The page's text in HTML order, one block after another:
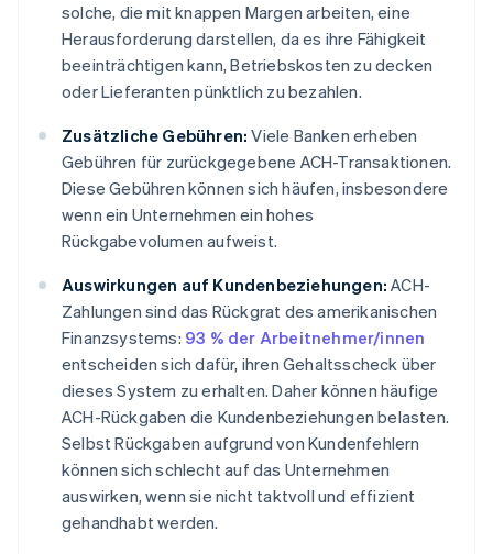
solche, die mit knappen Margen arbeiten, eine
Herausforderung darstellen, da es ihre Fähigkeit
beeinträchtigen kann, Betriebskosten zu decken
oder Lieferanten pünktlich zu bezahlen.
Zusätzliche Gebühren: Viele Banken erheben
Gebühren für zurückgegebene ACH-Transaktionen.
Diese Gebühren können sich häufen, insbesondere
wenn ein Unternehmen ein hohes
Rückgabevolumen aufweist.
Auswirkungen auf Kundenbeziehungen: ACH-
Zahlungen sind das Rückgrat des amerikanischen
Finanzsystems: 93 % der Arbeitnehmer/innen
entscheiden sich dafür, ihren Gehaltsscheck über
dieses System zu erhalten. Daher können häufige
ACH-Rückgaben die Kundenbeziehungen belasten.
Selbst Rückgaben aufgrund von Kundenfehlern
können sich schlecht auf das Unternehmen
auswirken, wenn sie nicht taktvoll und effizient
gehandhabt werden.